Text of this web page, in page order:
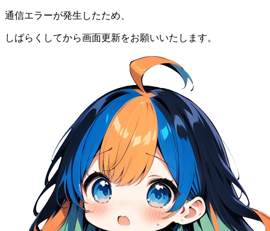
通信エラーが発生したため、
しばらくしてから画面更新をお願いいたします。